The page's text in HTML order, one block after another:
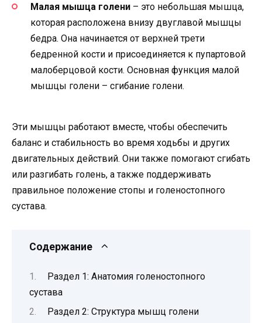
Малая мышца голени – это небольшая мышца,
которая расположена внизу двуглавой мышцы
бедра. Она начинается от верхней трети
бедренной кости и присоединяется к пупартовой
малоберцовой кости. Основная функция малой
мышцы голени – сгибание голени.
Эти мышцы работают вместе, чтобы обеспечить
баланс и стабильность во время ходьбы и других
двигательных действий. Они также помогают сгибать
или разгибать голень, а также поддерживать
правильное положение стопы и голеностопного
сустава.
Содержание
Раздел 1: Анатомия голеностопного
сустава
Раздел 2: Структура мышц голени